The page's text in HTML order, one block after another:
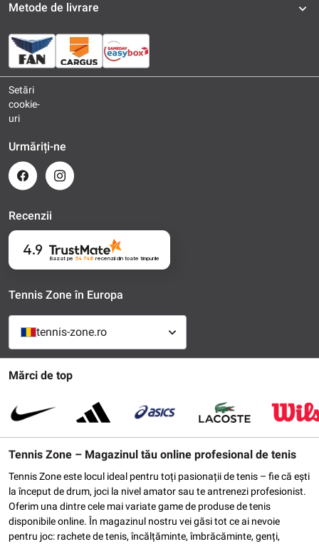
Mărci de top
Tennis Zone – Magazinul tău online profesional de tenis
Tennis Zone este locul ideal pentru toți pasionații de tenis – fie că ești
la început de drum, joci la nivel amator sau te antrenezi profesionist.
Oferim una dintre cele mai variate game de produse de tenis
disponibile online. În magazinul nostru vei găsi tot ce ai nevoie
pentru joc: rachete de tenis, încălțăminte, îmbrăcăminte, genți,
Metode de livrare
Setări
cookie-
uri
Urmăriți-ne
Recenzii
4.9
Bazat pe 54 748 recenziidin toate timpurile
Tennis Zone în Europa
tennis-zone.ro